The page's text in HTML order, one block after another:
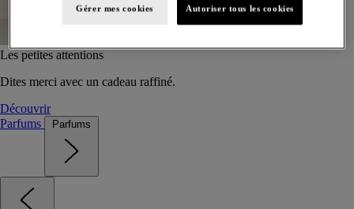
Les petites attentions
Dites merci avec un cadeau raffiné.
Découvrir
Parfums
Parfums
Gérer mes cookies Autoriser tous les cookies